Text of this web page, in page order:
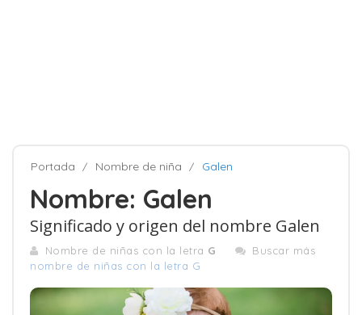
Portada Nombre de niña Galen
Nombre: Galen
Significado y origen del nombre Galen
Nombre de niñas con la letra G
Buscar más
nombre de niñas con la letra G